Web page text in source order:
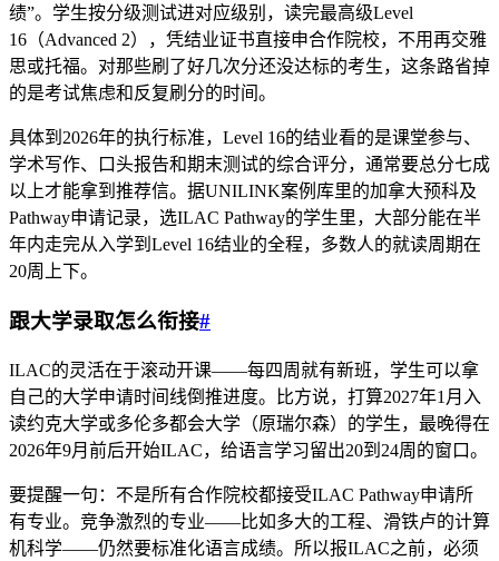
绩”。学生按分级测试进对应级别，读完最高级Level
16（Advanced 2），凭结业证书直接申合作院校，不用再交雅
思或托福。对那些刷了好几次分还没达标的考生，这条路省掉
的是考试焦虑和反复刷分的时间。
具体到2026年的执行标准，Level 16的结业看的是课堂参与、
学术写作、口头报告和期末测试的综合评分，通常要总分七成
以上才能拿到推荐信。据UNILINK案例库里的加拿大预科及
Pathway申请记录，选ILAC Pathway的学生里，大部分能在半
年内走完从入学到Level 16结业的全程，多数人的就读周期在
20周上下。
跟大学录取怎么衔接#
ILAC的灵活在于滚动开课——每四周就有新班，学生可以拿
自己的大学申请时间线倒推进度。比方说，打算2027年1月入
读约克大学或多伦多都会大学（原瑞尔森）的学生，最晚得在
2026年9月前后开始ILAC，给语言学习留出20到24周的窗口。
要提醒一句：不是所有合作院校都接受ILAC Pathway申请所
有专业。竞争激烈的专业——比如多大的工程、滑铁卢的计算
机科学——仍然要标准化语言成绩。所以报ILAC之前，必须